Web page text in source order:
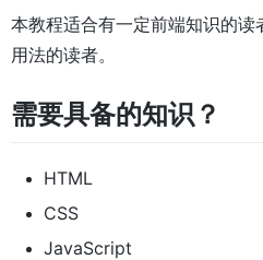
本教程适合有一定前端知识的
用法的读者。
需要具备的知识？
HTML
CSS
JavaScript